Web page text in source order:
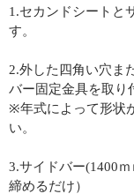
1.セカンドシートと
す。
2.外した四角い穴ま
バー固定金具を取り
※年式によって形状
い。
3.サイドバー(1400
締めるだけ）